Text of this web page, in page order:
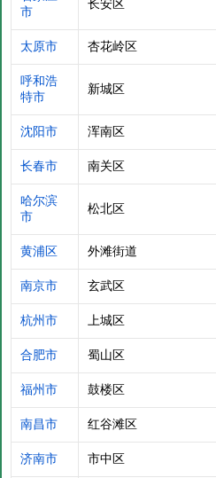
市
长安区
太原市 杏花岭区
呼和浩
特市
新城区
沈阳市 浑南区
长春市 南关区
哈尔滨
市
松北区
黄浦区 外滩街道
南京市 玄武区
杭州市 上城区
合肥市 蜀山区
福州市 鼓楼区
南昌市 红谷滩区
济南市 市中区